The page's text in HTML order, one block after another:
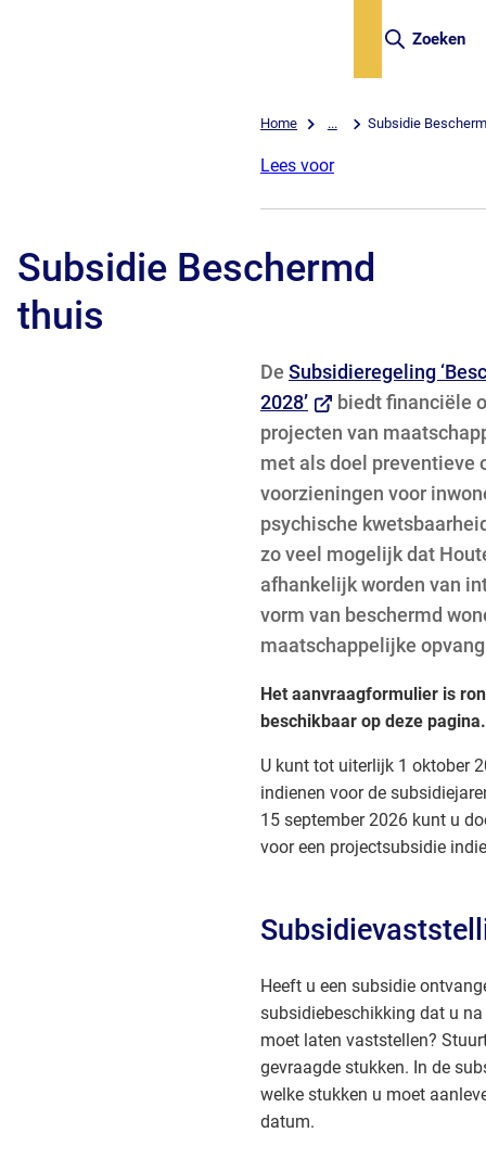
Zoeken
Home ... Subsidie
Lees voor
Subsidie Beschermd
thuis
De Subsidieregeling
2028’(Verwijst
naar
een
externe
website)
biedt financiële
projecten van
met als doel preventieve
voorzieningen voor
psychische
zo veel mogelijk dat
afhankelijk worden van
vorm van beschermd
maatschappelijke
Het aanvraagformulier is
beschikbaar op deze pagina.
U kunt tot uiterlijk 1 oktober
indienen voor de
15 september 2026 kunt u
voor een projectsubsidie
Heeft u een subsidie
subsidiebeschikking dat u
moet laten vaststellen?
gevraagde stukken. In de
welke stukken u moet
datum.